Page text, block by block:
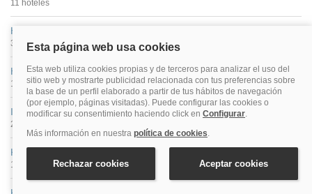
11 hoteles
Holloway
3 hoteles
Hyde Park
172 hoteles
Islington
29 hoteles
Kensington
134 hoteles